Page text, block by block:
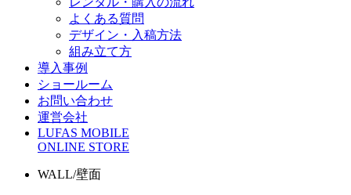
よくある質問
デザイン・入稿方法
組み立て方
導入事例
ショールーム
お問い合わせ
運営会社
LUFAS MOBILE
ONLINE STORE
WALL/壁面